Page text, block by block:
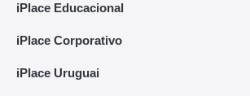
iPlace Educacional
iPlace Corporativo
iPlace Uruguai